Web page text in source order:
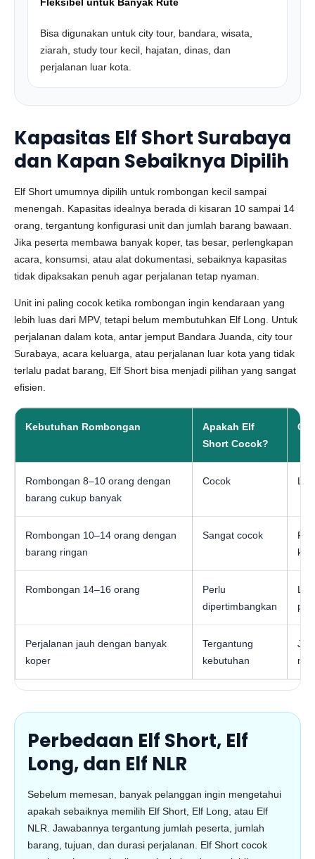
Bisa digunakan untuk city tour, bandara, wisata,
ziarah, study tour kecil, hajatan, dinas, dan
perjalanan luar kota.
Kapasitas Elf Short Surabaya
dan Kapan Sebaiknya Dipilih
Elf Short umumnya dipilih untuk rombongan kecil sampai
menengah. Kapasitas idealnya berada di kisaran 10 sampai 14
orang, tergantung konfigurasi unit dan jumlah barang bawaan.
Jika peserta membawa banyak koper, tas besar, perlengkapan
acara, konsumsi, atau alat dokumentasi, sebaiknya kapasitas
tidak dipaksakan penuh agar perjalanan tetap nyaman.
Unit ini paling cocok ketika rombongan ingin kendaraan yang
lebih luas dari MPV, tetapi belum membutuhkan Elf Long. Untuk
perjalanan dalam kota, antar jemput Bandara Juanda, city tour
Surabaya, acara keluarga, atau perjalanan luar kota yang tidak
terlalu padat barang, Elf Short bisa menjadi pilihan yang sangat
efisien.
Kebutuhan Rombongan
Apakah Elf
Short Cocok?
Rombongan 8–10 orang dengan
barang cukup banyak
Cocok
Rombongan 10–14 orang dengan
barang ringan
Sangat cocok
Rombongan 14–16 orang
Perlu
dipertimbangkan
Perjalanan jauh dengan banyak
koper
Tergantung
kebutuhan
Perbedaan Elf Short, Elf
Long, dan Elf NLR
Sebelum memesan, banyak pelanggan ingin mengetahui
apakah sebaiknya memilih Elf Short, Elf Long, atau Elf
NLR. Jawabannya tergantung jumlah peserta, jumlah
barang, tujuan, dan durasi perjalanan. Elf Short cocok